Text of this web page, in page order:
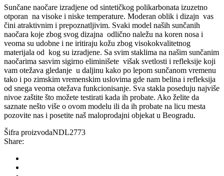
Sunčane naočare izradjene od sintetičkog polikarbonata izuzetno
otporan na visoke i niske temperature. Moderan oblik i dizajn vas
čini atraktivnim i prepoznatljivim. Svaki model naših sunčanih
naočara koje zbog svog dizajna odlično naležu na koren nosa i
veoma su udobne i ne iritiraju kožu zbog visokokvalitetnog
materijala od kog su izradjene. Sa svim staklima na našim sunčanim
naočarima sasvim sigirno eliminišete višak svetlosti i refleksije koji
vam otežava gledanje u daljinu kako po lepom sunčanom vremenu
tako i po zimskim vremenskim uslovima gde nam belina i refleksija
od snega veoma otežava funkcionisanje. Sva stakla poseduju najviše
nivoe zaštite što možete testirati kada ih probate. Ako želite da
saznate nešto više o ovom modelu ili da ih probate na licu mesta
pozovite nas i posetite naš maloprodajni objekat u Beogradu.
Šifra proizvodaNDL2773
Share: